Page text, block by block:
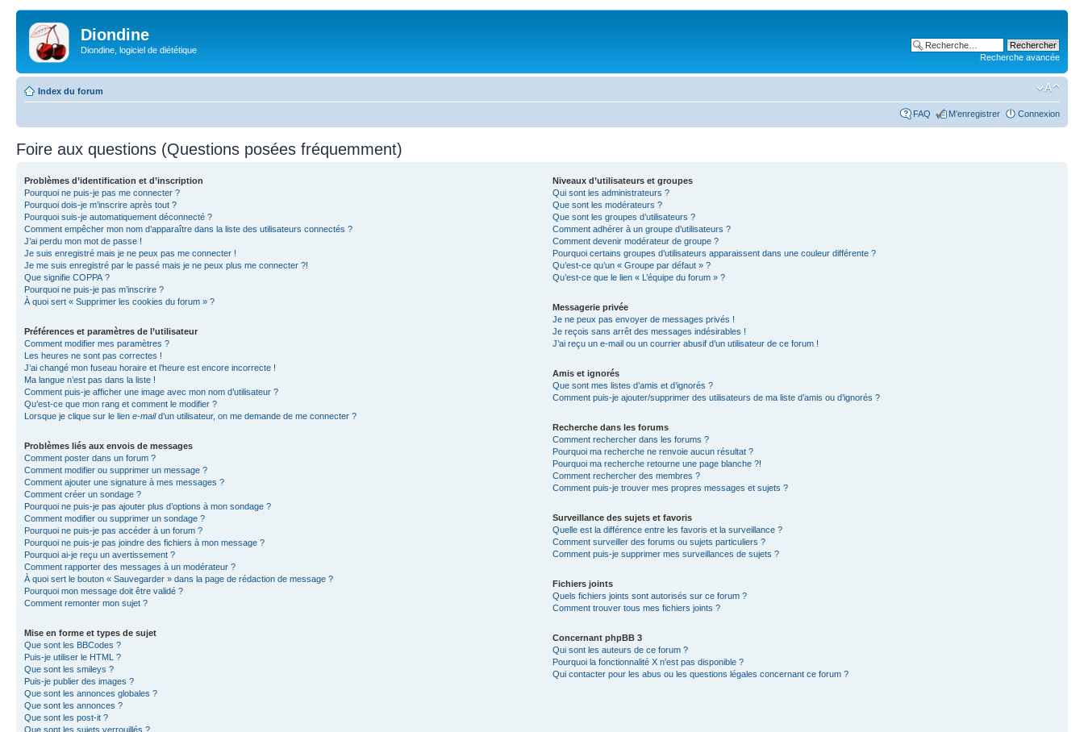
Diondine
Diondine, logiciel de diététique
Recherche avancée
Index du forum
FAQ M’enregistrer Connexion
Foire aux questions (Questions posées fréquemment)
Problèmes d’identification et d’inscription
Pourquoi ne puis-je pas me connecter ?
Pourquoi dois-je m’inscrire après tout ?
Pourquoi suis-je automatiquement déconnecté ?
Comment empêcher mon nom d’apparaître dans la liste des utilisateurs connectés ?
J’ai perdu mon mot de passe !
Je suis enregistré mais je ne peux pas me connecter !
Je me suis enregistré par le passé mais je ne peux plus me connecter ?!
Que signifie COPPA ?
Pourquoi ne puis-je pas m’inscrire ?
À quoi sert « Supprimer les cookies du forum » ?
Préférences et paramètres de l’utilisateur
Comment modifier mes paramètres ?
Les heures ne sont pas correctes !
J’ai changé mon fuseau horaire et l’heure est encore incorrecte !
Ma langue n’est pas dans la liste !
Comment puis-je afficher une image avec mon nom d’utilisateur ?
Qu’est-ce que mon rang et comment le modifier ?
Lorsque je clique sur le lien e-maild’un utilisateur, on me demande de me connecter ?
Problèmes liés aux envois de messages
Comment poster dans un forum ?
Comment modifier ou supprimer un message ?
Comment ajouter une signature à mes messages ?
Comment créer un sondage ?
Pourquoi ne puis-je pas ajouter plus d’options à mon sondage ?
Comment modifier ou supprimer un sondage ?
Pourquoi ne puis-je pas accéder à un forum ?
Pourquoi ne puis-je pas joindre des fichiers à mon message ?
Pourquoi ai-je reçu un avertissement ?
Comment rapporter des messages à un modérateur ?
À quoi sert le bouton « Sauvegarder » dans la page de rédaction de message ?
Pourquoi mon message doit être validé ?
Comment remonter mon sujet ?
Mise en forme et types de sujet
Que sont les BBCodes ?
Puis-je utiliser le HTML ?
Que sont les smileys ?
Puis-je publier des images ?
Que sont les annonces globales ?
Que sont les annonces ?
Que sont les post-it ?
Que sont les sujets verrouillés ?
Niveaux d’utilisateurs et groupes
Qui sont les administrateurs ?
Que sont les modérateurs ?
Que sont les groupes d’utilisateurs ?
Comment adhérer à un groupe d’utilisateurs ?
Comment devenir modérateur de groupe ?
Pourquoi certains groupes d’utilisateurs apparaissent dans une couleur différente ?
Qu’est-ce qu’un « Groupe par défaut » ?
Qu’est-ce que le lien « L’équipe du forum » ?
Messagerie privée
Je ne peux pas envoyer de messages privés !
Je reçois sans arrêt des messages indésirables !
J’ai reçu un e-mail ou un courrier abusif d’un utilisateur de ce forum !
Amis et ignorés
Que sont mes listes d’amis et d’ignorés ?
Comment puis-je ajouter/supprimer des utilisateurs de ma liste d’amis ou d’ignorés ?
Recherche dans les forums
Comment rechercher dans les forums ?
Pourquoi ma recherche ne renvoie aucun résultat ?
Pourquoi ma recherche retourne une page blanche ?!
Comment rechercher des membres ?
Comment puis-je trouver mes propres messages et sujets ?
Surveillance des sujets et favoris
Quelle est la différence entre les favoris et la surveillance ?
Comment surveiller des forums ou sujets particuliers ?
Comment puis-je supprimer mes surveillances de sujets ?
Fichiers joints
Quels fichiers joints sont autorisés sur ce forum ?
Comment trouver tous mes fichiers joints ?
Concernant phpBB 3
Qui sont les auteurs de ce forum ?
Pourquoi la fonctionnalité X n’est pas disponible ?
Qui contacter pour les abus ou les questions légales concernant ce forum ?